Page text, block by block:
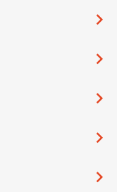
󰅂
󰅂
󰅂
󰅂
󰅂